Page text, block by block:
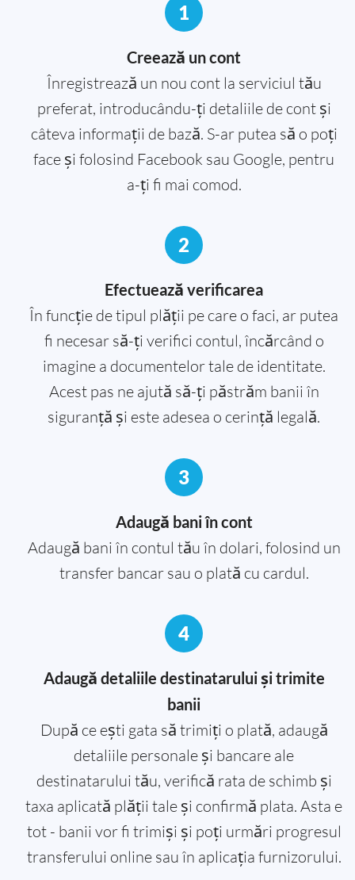
1
Creează un cont
Înregistrează un nou cont la serviciul tău
preferat, introducându-ți detaliile de cont și
câteva informații de bază. S-ar putea să o poți
face și folosind Facebook sau Google, pentru
a-ți fi mai comod.
2
Efectuează verificarea
În funcție de tipul plății pe care o faci, ar putea
fi necesar să-ți verifici contul, încărcând o
imagine a documentelor tale de identitate.
Acest pas ne ajută să-ți păstrăm banii în
siguranță și este adesea o cerință legală.
3
Adaugă bani în cont
Adaugă bani în contul tău în dolari, folosind un
transfer bancar sau o plată cu cardul.
4
Adaugă detaliile destinatarului și trimite
banii
După ce ești gata să trimiți o plată, adaugă
detaliile personale și bancare ale
destinatarului tău, verifică rata de schimb și
taxa aplicată plății tale și confirmă plata. Asta e
tot - banii vor fi trimiși și poți urmări progresul
transferului online sau în aplicația furnizorului.